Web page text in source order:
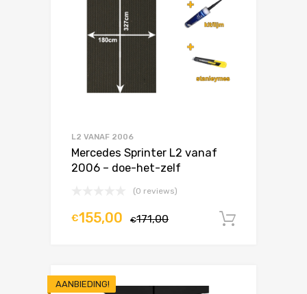
L2 VANAF 2006
Mercedes Sprinter L2 vanaf
2006 – doe-het-zelf
(0 reviews)
€171,00
€155,00
AANBIEDING!